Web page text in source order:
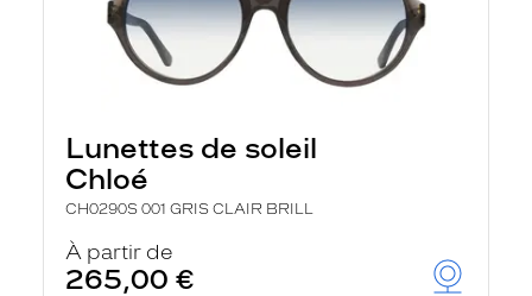
Lunettes de soleil
Chloé
CH0290S 001 GRIS CLAIR BRILL
À partir de
265,00 €